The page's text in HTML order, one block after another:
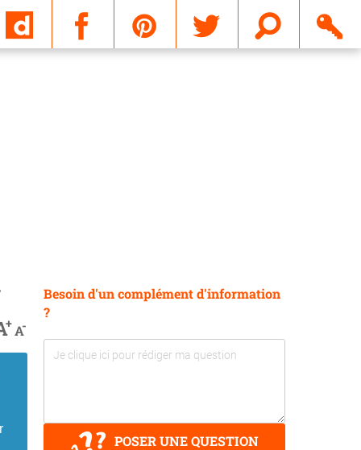
+A-
Besoin d'un complément d'information
?
POSER UNE QUESTION